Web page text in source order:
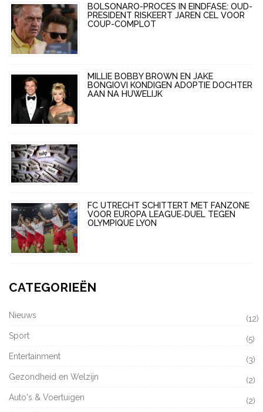
BOLSONARO-PROCES IN EINDFASE: OUD-
PRESIDENT RISKEERT JAREN CEL VOOR
COUP-COMPLOT
MILLIE BOBBY BROWN EN JAKE
BONGIOVI KONDIGEN ADOPTIE DOCHTER
AAN NA HUWELIJK
FC UTRECHT SCHITTERT MET FANZONE
VOOR EUROPA LEAGUE‑DUEL TEGEN
OLYMPIQUE LYON
CATEGORIEËN
Nieuws
(12)
Sport
(5)
Entertainment
(3)
Gezondheid en Welzijn
(2)
Auto's & Voertuigen
(2)